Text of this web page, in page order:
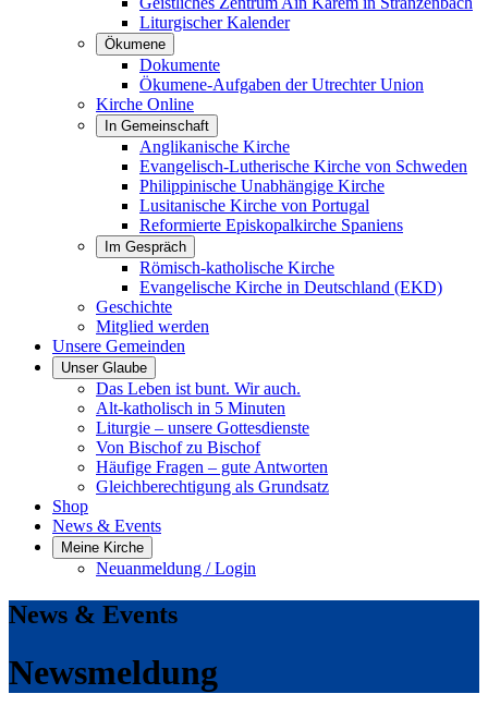
Liturgischer Kalender
Ökumene
Dokumente
Ökumene-Aufgaben der Utrechter Union
Kirche Online
In Gemeinschaft
Anglikanische Kirche
Evangelisch-Lutherische Kirche von Schweden
Philippinische Unabhängige Kirche
Lusitanische Kirche von Portugal
Reformierte Episkopalkirche Spaniens
Im Gespräch
Römisch-katholische Kirche
Evangelische Kirche in Deutschland (EKD)
Geschichte
Mitglied werden
Unsere Gemeinden
Unser Glaube
Das Leben ist bunt. Wir auch.
Alt-katholisch in 5 Minuten
Liturgie – unsere Gottesdienste
Von Bischof zu Bischof
Häufige Fragen – gute Antworten
Gleichberechtigung als Grundsatz
Shop
News & Events
Meine Kirche
Neuanmeldung / Login
News & Events
Newsmeldung